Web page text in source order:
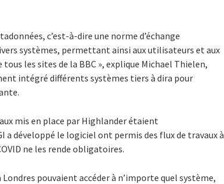
c’est-à-dire une norme d’échange
systèmes, permettant ainsi aux utilisateurs et aux
les sites de la BBC », explique Michael Thielen,
intégré différents systèmes tiers à dira pour
mis en place par Highlander étaient
développé le logiciel ont permis des flux de travaux à
ne les rende obligatoires.
pouvaient accéder à n’importe quel système,